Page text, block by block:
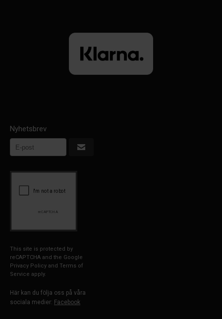
Nyhetsbrev
This site is protected by
reCAPTCHA and the Google
Privacy Policy and Terms of
Service apply.
Här kan du följa oss på våra
sociala medier: Facebook